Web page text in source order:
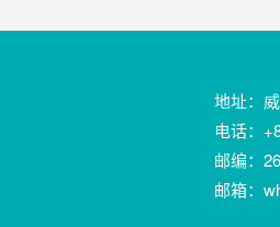
地址：
电话：
邮编：
邮箱：